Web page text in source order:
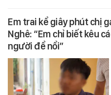
Em trai kể giây phút chị
Nghê: “Em chỉ biết kêu
người để nổi”